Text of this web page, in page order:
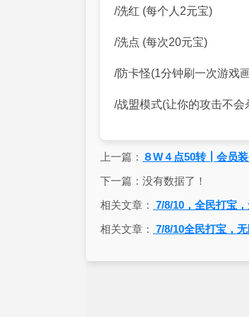
/洗红 (每个人2元宝)
/洗点 (每次20元宝)
/防卡怪(1分钟刷一次游戏
/战盟模式(让你的攻击不
上一篇： ８W４点50转┃会员
下一篇：没有数据了！
相关文章： 7/8/10，全民打宝
相关文章： 7/8/10全民打宝，